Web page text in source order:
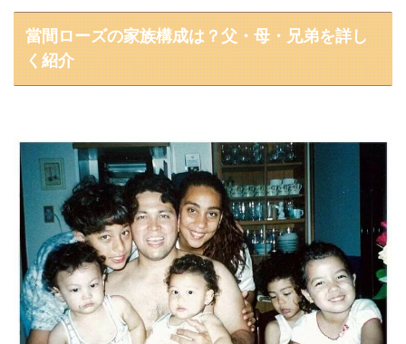
當間ローズの家族構成は？父・母・兄弟を詳し
く紹介